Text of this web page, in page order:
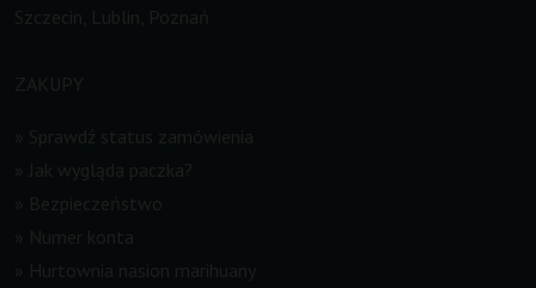
Szczecin, Lublin, Poznań
ZAKUPY
Sprawdź status zamówienia
Jak wygląda paczka?
Bezpieczeństwo
Numer konta
Hurtownia nasion marihuany